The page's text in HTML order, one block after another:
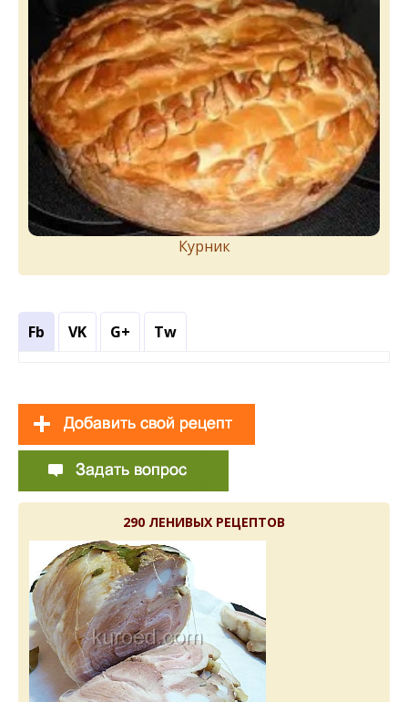
Курник
Fb VK G+ Tw
290 ЛЕНИВЫХ РЕЦЕПТОВ